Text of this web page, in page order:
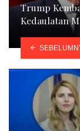
Trump
Kedaulatan